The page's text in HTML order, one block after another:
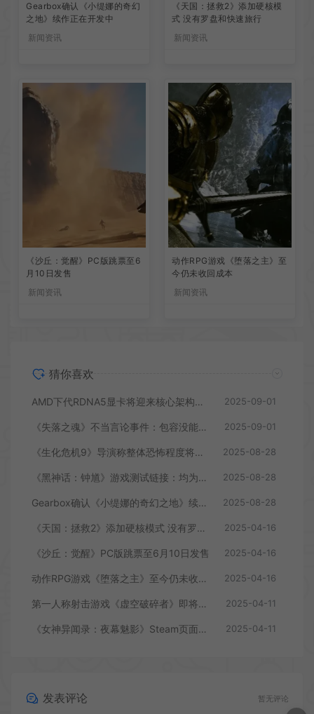
Gearbox确认《小缇娜的奇幻
之地》续作正在开发中
新闻资讯
《天国：拯救2》添加硬核模
式 没有罗盘和快速旅行
新闻资讯
《沙丘：觉醒》PC版跳票至6
月10日发售
新闻资讯
动作RPG游戏《堕落之主》至
今仍未收回成本
新闻资讯
猜你喜欢
AMD下代RDNA5显卡将迎来核心架构大幅升级 2025-09-01
《失落之魂》不当言论事件：包容没能消解过激言论 2025-09-01
《生化危机9》导演称整体恐怖程度将进一步提升 2025-08-28
《黑神话：钟馗》游戏测试链接：均为骗子 2025-08-28
Gearbox确认《小缇娜的奇幻之地》续作正在开发中 2025-08-28
《天国：拯救2》添加硬核模式 没有罗盘和快速旅行 2025-04-16
《沙丘：觉醒》PC版跳票至6月10日发售 2025-04-16
动作RPG游戏《堕落之主》至今仍未收回成本 2025-04-16
第一人称射击游戏《虚空破碎者》即将多平台上线 2025-04-11
《女神异闻录：夜幕魅影》Steam页面上线 2025-04-11
发表评论 暂无评论